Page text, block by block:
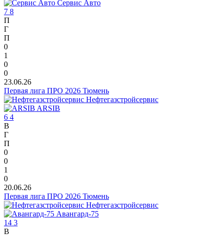
Сервис Авто
7 8
П
Г
П
0
1
0
0
23.06.26
Первая лига ПРО 2026 Тюмень
Нефтегазстройсервис
ARSIB
6 4
В
Г
П
0
0
1
0
20.06.26
Первая лига ПРО 2026 Тюмень
Нефтегазстройсервис
Авангард-75
14 3
В